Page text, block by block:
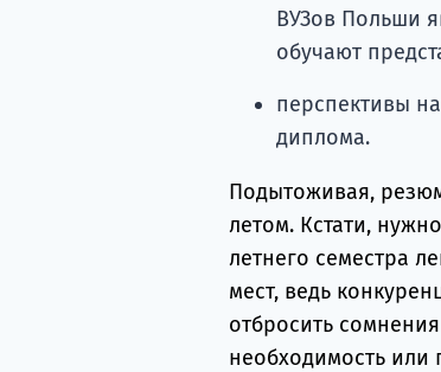
ВУЗов Польши
обучают
перспективы
диплома.
Подытоживая,
летом. Кстати,
летнего семестра
мест, ведь
отбросить
необходимость